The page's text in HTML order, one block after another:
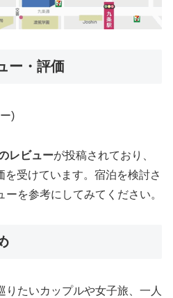
ー・評価
)
レビューが投稿されており、
を受けています。宿泊を検討さ
を参考にしてみてください。
りたいカップルや女子旅、一人